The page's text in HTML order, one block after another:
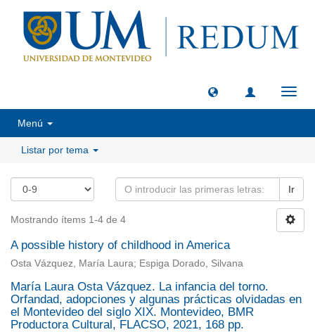
Menú
Listar por tema
Ir
Mostrando ítems 1-4 de 4
A possible history of childhood in America
Osta Vázquez, María Laura; Espiga Dorado, Silvana
María Laura Osta Vázquez. La infancia del torno.
Orfandad, adopciones y algunas prácticas olvidadas en
el Montevideo del siglo XIX. Montevideo, BMR
Productora Cultural, FLACSO, 2021, 168 pp.